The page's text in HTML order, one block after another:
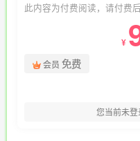
此内容为付费阅读，请付费
¥
会员 免费
您当前未